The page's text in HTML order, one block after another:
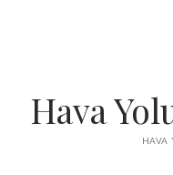
Hava
HAVA